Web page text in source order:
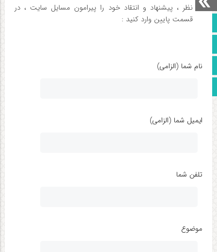
صفحه نخست
اینستاگرام
نظر ، پیشنهاد و انتقاد خود را پیرامون مسایل سایت ، در
قسمت پایین وارد کنید :
نام شما (الزامی)
ایمیل شما (الزامی)
تلفن شما
موضوع